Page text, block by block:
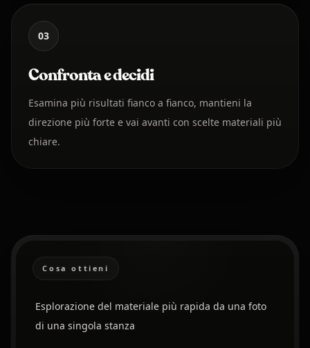
03
Confronta e decidi
Esamina più risultati fianco a fianco, mantieni la
direzione più forte e vai avanti con scelte materiali più
chiare.
Cosa ottieni
Esplorazione del materiale più rapida da una foto
di una singola stanza